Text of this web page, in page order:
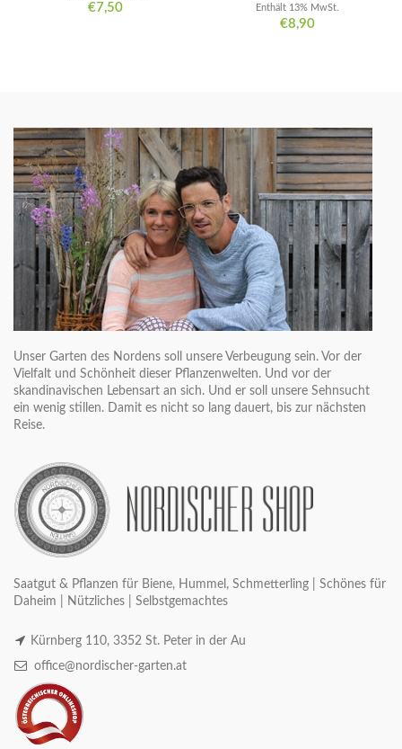
€7,50
€8,90
Enthält 13% MwSt.
Unser Garten des Nordens soll unsere Verbeugung sein. Vor der
Vielfalt und Schönheit dieser Pflanzenwelten. Und vor der
skandinavischen Lebensart an sich. Und er soll unsere Sehnsucht
ein wenig stillen. Damit es nicht so lang dauert, bis zur nächsten
Reise.
Saatgut & Pflanzen für Biene, Hummel, Schmetterling | Schönes für
Daheim | Nützliches | Selbstgemachtes
Kürnberg 110, 3352 St. Peter in der Au
office@nordischer-garten.at